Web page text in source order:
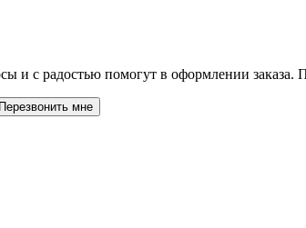
с радостью помогут в оформлении заказа.